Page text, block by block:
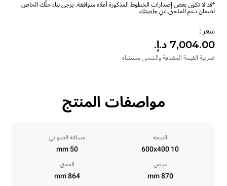
*قد لا تكون بعض إصدارات الخطوط المذكورة أعلاه متوافقة. يرجى بناء حلّك الخاص
لضمان دعم الملحق.ابنِ خاصتك
سعر :
ضريبة القيمة المضافة والشحن مستثناة
مواصفات المنتج
السعة
10 600x400
مسافة الصواني
50 mm
عرض
870 mm
العمق
864 mm